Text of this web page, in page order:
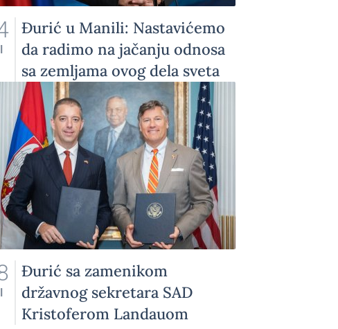
Đurić u Manili: Nastavićemo
da radimo na jačanju odnosa
sa zemljama ovog dela sveta
Đurić sa zamenikom
državnog sekretara SAD
Kristoferom Landauom